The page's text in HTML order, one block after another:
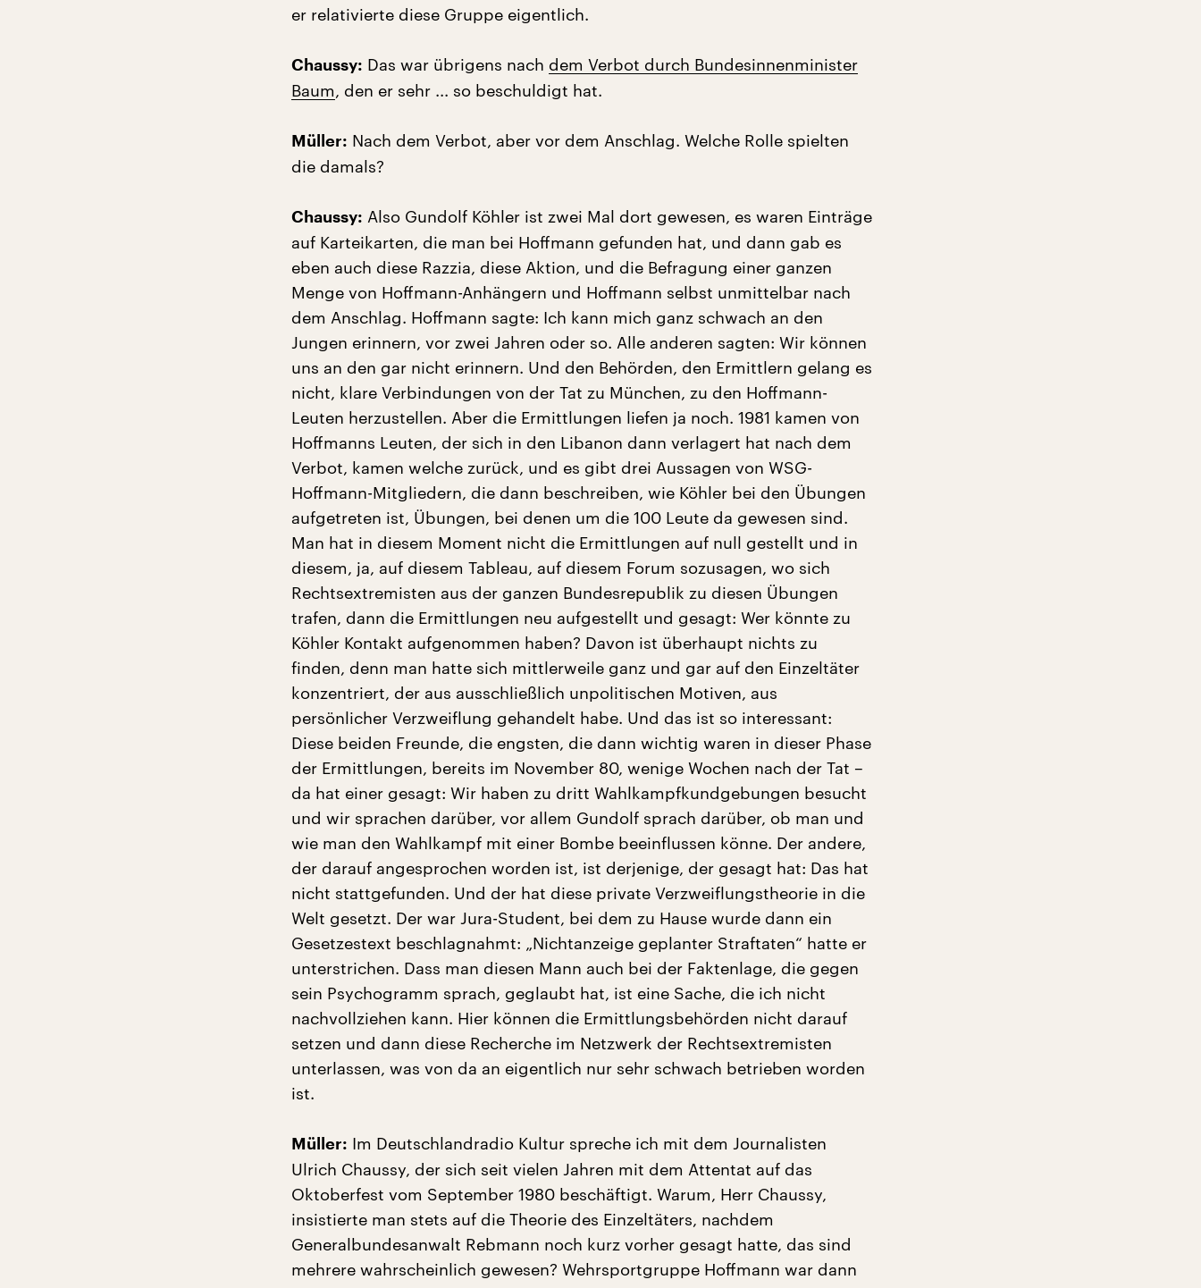
er relativierte diese Gruppe eigentlich.
Chaussy: Das war übrigens nach dem Verbot durch Bundesinnenminister
Baum, den er sehr ... so beschuldigt hat.
Müller: Nach dem Verbot, aber vor dem Anschlag. Welche Rolle spielten
die damals?
Chaussy: Also Gundolf Köhler ist zwei Mal dort gewesen, es waren Einträge
auf Karteikarten, die man bei Hoffmann gefunden hat, und dann gab es
eben auch diese Razzia, diese Aktion, und die Befragung einer ganzen
Menge von Hoffmann-Anhängern und Hoffmann selbst unmittelbar nach
dem Anschlag. Hoffmann sagte: Ich kann mich ganz schwach an den
Jungen erinnern, vor zwei Jahren oder so. Alle anderen sagten: Wir können
uns an den gar nicht erinnern. Und den Behörden, den Ermittlern gelang es
nicht, klare Verbindungen von der Tat zu München, zu den Hoffmann-
Leuten herzustellen. Aber die Ermittlungen liefen ja noch. 1981 kamen von
Hoffmanns Leuten, der sich in den Libanon dann verlagert hat nach dem
Verbot, kamen welche zurück, und es gibt drei Aussagen von WSG-
Hoffmann-Mitgliedern, die dann beschreiben, wie Köhler bei den Übungen
aufgetreten ist, Übungen, bei denen um die 100 Leute da gewesen sind.
Man hat in diesem Moment nicht die Ermittlungen auf null gestellt und in
diesem, ja, auf diesem Tableau, auf diesem Forum sozusagen, wo sich
Rechtsextremisten aus der ganzen Bundesrepublik zu diesen Übungen
trafen, dann die Ermittlungen neu aufgestellt und gesagt: Wer könnte zu
Köhler Kontakt aufgenommen haben? Davon ist überhaupt nichts zu
finden, denn man hatte sich mittlerweile ganz und gar auf den Einzeltäter
konzentriert, der aus ausschließlich unpolitischen Motiven, aus
persönlicher Verzweiflung gehandelt habe. Und das ist so interessant:
Diese beiden Freunde, die engsten, die dann wichtig waren in dieser Phase
der Ermittlungen, bereits im November 80, wenige Wochen nach der Tat –
da hat einer gesagt: Wir haben zu dritt Wahlkampfkundgebungen besucht
und wir sprachen darüber, vor allem Gundolf sprach darüber, ob man und
wie man den Wahlkampf mit einer Bombe beeinflussen könne. Der andere,
der darauf angesprochen worden ist, ist derjenige, der gesagt hat: Das hat
nicht stattgefunden. Und der hat diese private Verzweiflungstheorie in die
Welt gesetzt. Der war Jura-Student, bei dem zu Hause wurde dann ein
Gesetzestext beschlagnahmt: „Nichtanzeige geplanter Straftaten“ hatte er
unterstrichen. Dass man diesen Mann auch bei der Faktenlage, die gegen
sein Psychogramm sprach, geglaubt hat, ist eine Sache, die ich nicht
nachvollziehen kann. Hier können die Ermittlungsbehörden nicht darauf
setzen und dann diese Recherche im Netzwerk der Rechtsextremisten
unterlassen, was von da an eigentlich nur sehr schwach betrieben worden
ist.
Müller: Im Deutschlandradio Kultur spreche ich mit dem Journalisten
Ulrich Chaussy, der sich seit vielen Jahren mit dem Attentat auf das
Oktoberfest vom September 1980 beschäftigt. Warum, Herr Chaussy,
insistierte man stets auf die Theorie des Einzeltäters, nachdem
Generalbundesanwalt Rebmann noch kurz vorher gesagt hatte, das sind
mehrere wahrscheinlich gewesen? Wehrsportgruppe Hoffmann war dann